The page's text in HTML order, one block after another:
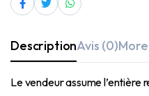
DescriptionAvis (0)
Le vendeur assume